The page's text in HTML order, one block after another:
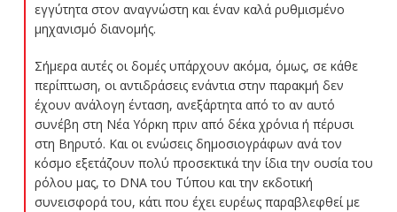
εγγύτητα στον αναγνώστη και έναν καλά ρυθμισμένο
μηχανισμό διανομής.
Σήμερα αυτές οι δομές υπάρχουν ακόμα, όμως, σε κάθε
περίπτωση, οι αντιδράσεις ενάντια στην παρακμή δεν
έχουν ανάλογη ένταση, ανεξάρτητα από το αν αυτό
συνέβη στη Νέα Υόρκη πριν από δέκα χρόνια ή πέρυσι
στη Βηρυτό. Και οι ενώσεις δημοσιογράφων ανά τον
κόσμο εξετάζουν πολύ προσεκτικά την ίδια την ουσία του
ρόλου μας, το DNA του Τύπου και την εκδοτική
συνεισφορά του, κάτι που έχει ευρέως παραβλεφθεί με